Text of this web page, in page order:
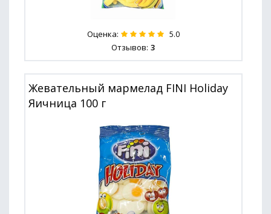
Оценка: 5.0
Отзывов: 3
Жевательный мармелад FINI Holiday
Яичница 100 г